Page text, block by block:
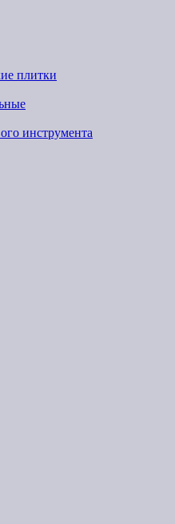
плитки
инструмента